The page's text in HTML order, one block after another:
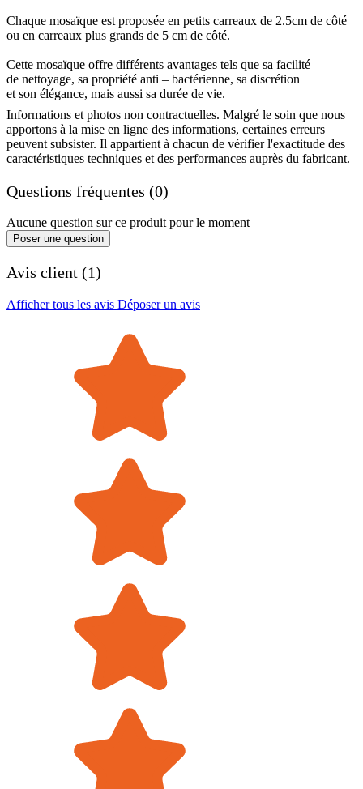
Chaque mosaïque est proposée en petits carreaux de 2.5cm de côté
ou en carreaux plus grands de 5 cm de côté.
Cette mosaïque offre différents avantages tels que sa facilité
de nettoyage, sa propriété anti – bactérienne, sa discrétion
et son élégance, mais aussi sa durée de vie.
Informations et photos non contractuelles. Malgré le soin que nous
apportons à la mise en ligne des informations, certaines erreurs
peuvent subsister. Il appartient à chacun de vérifier l'exactitude des
caractéristiques techniques et des performances auprès du fabricant.
Questions fréquentes (0)
Aucune question sur ce produit pour le moment
Poser une question
Avis client (1)
Afficher tous les avis Déposer un avis